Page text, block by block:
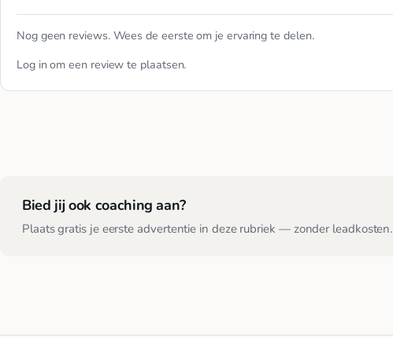
Nog geen reviews. Wees de eerste om je ervaring te delen.
Log in om een review te plaatsen.
Bied jij ook coaching aan?
Plaats gratis je eerste advertentie in deze rubriek — zonder leadkosten.